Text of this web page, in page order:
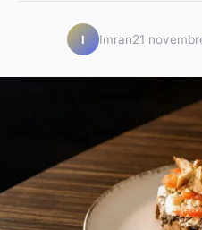
I Imran21